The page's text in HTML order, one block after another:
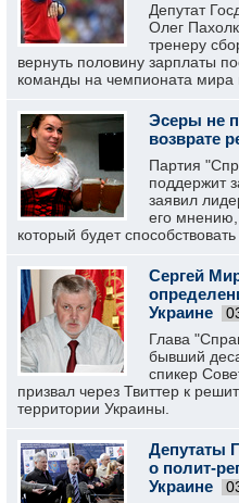
Депутат
Олег
тренеру
вернуть половину зарплаты
команды на чемпионата мира
Эсеры не
возврате
Партия
поддержит
заявил
его мнению,
который будет
Сергей
Украине
Глава
бывший
спикер
призвал через Твиттер к
территории Украины.
Депутаты
о полит-
Украине